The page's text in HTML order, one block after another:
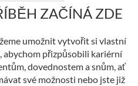
ZAČÍNÁ ZDE
umožnit vytvořit si vlastní
abychom přizpůsobili kariérní
dovednostem a snům, ať
své možnosti nebo jste již